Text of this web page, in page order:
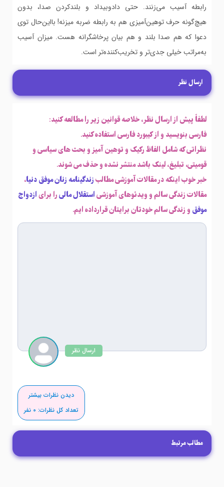
رابطه آسیب می‌زنند. حتی دادوبیداد و بلندکردن صدا، بدون
هیچ‌گونه حرف توهین‌آمیزی هم به رابطه ضربه میزنه! بااین‌حال توی
دعوا که هم صدا بلند و هم بیان پرخاشگرانه هست. میزان آسیب
به‌مراتب خیلی جدی‌تر و تخریب‌کننده‌تر است.
ارسال نظر
لطفاً پیش از ارسال نظر، خلاصه قوانین زیر را مطالعه کنید:
فارسی بنویسید و از کیبورد فارسی استفاده کنید.
نظراتی که شامل الفاظ رکیک و توهین آمیز و بحث های سیاسی و
قومیتی، تبلیغ، لینک باشد منتشر نشده و حذف می شوند.
خبر خوب اینکه در مقالات آموزشی مطالبزندگینامه زنان موفق دنیا،
مقالات زندگی سالم و ویدئوهای آموزشیاستقلال مالیرا برایازدواج
موفق و زندگی سالم خودتان برایتان قرارداده ایم.
ارسال نظر
دیدن نظرات بیشتر
تعداد کل نظرات: 0 نفر
مطالب مرتبط